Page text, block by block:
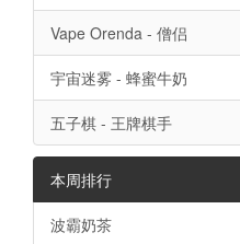
Vape Orenda - 僧侣
宇宙迷雾 - 蜂蜜牛奶
五子棋 - 王牌棋手
本周排行
波霸奶茶